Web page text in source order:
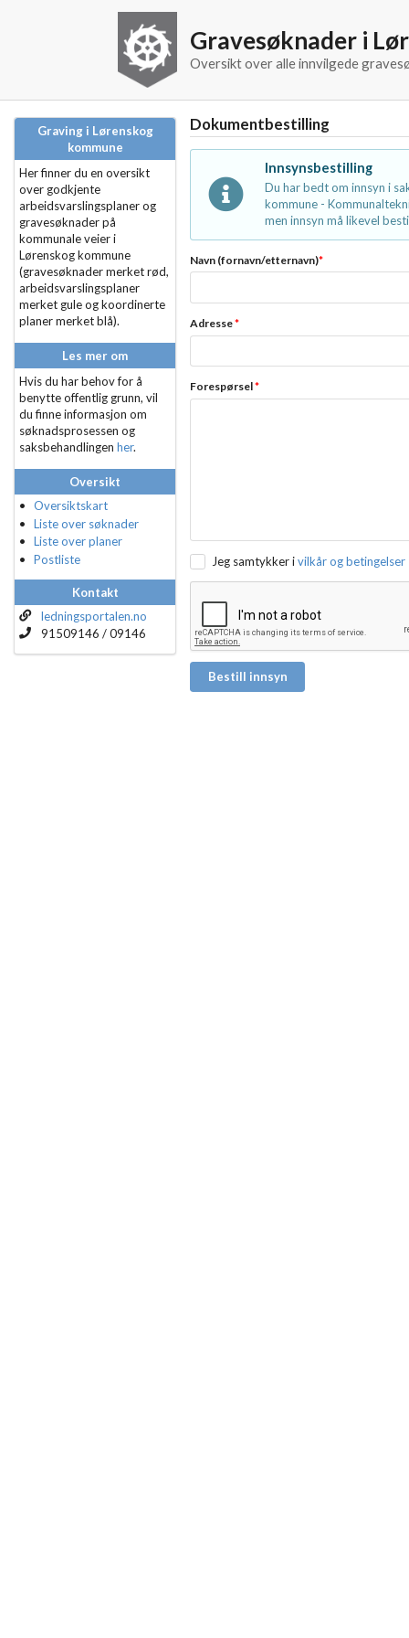
Gravesøknader i
Oversikt over alle innvilgede
Graving i Lørenskog
kommune
Her finner du en oversikt
over godkjente
arbeidsvarslingsplaner og
gravesøknader på
kommunale veier i
Lørenskog kommune
(gravesøknader merket rød,
arbeidsvarslingsplaner
merket gule og koordinerte
planer merket blå).
Les mer om
Hvis du har behov for å
benytte offentlig grunn, vil
du finne informasjon om
søknadsprosessen og
saksbehandlingen her.
Oversikt
Oversiktskart
Liste over søknader
Liste over planer
Postliste
Kontakt
ledningsportalen.no
91509146 / 09146
Dokumentbestilling
Innsynsbestilling
Du har bedt om innsyn i
kommune -
men innsyn må likevel
Navn (fornavn/etternavn)*
Adresse*
Forespørsel*
Jeg samtykker i vilkår og betingelser
Bestill innsyn